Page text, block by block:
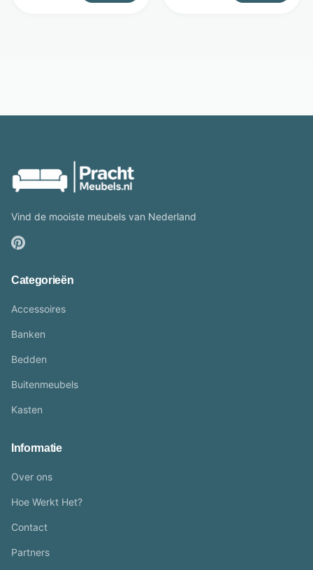
Vind de mooiste meubels van Nederland
Categorieën
Accessoires
Banken
Bedden
Buitenmeubels
Kasten
Informatie
Over ons
Hoe Werkt Het?
Contact
Partners